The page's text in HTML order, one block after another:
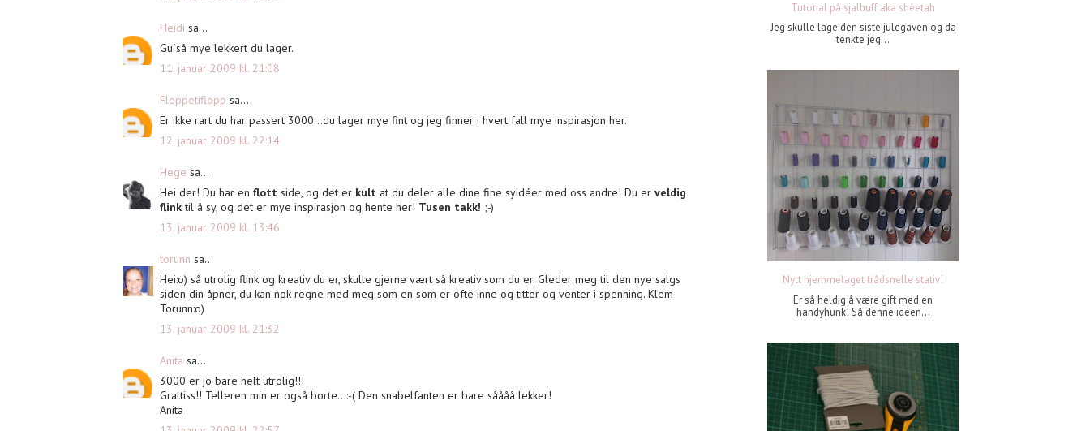
Heidi sa...
Gu`så mye lekkert du lager.
11. januar 2009 kl. 21:08
Floppetiflopp sa...
Er ikke rart du har passert 3000...du lager mye fint og jeg finner i hvert fall mye inspirasjon her.
12. januar 2009 kl. 22:14
Hege sa...
Hei der! Du har en flott side, og det er kult at du deler alle dine fine syidéer med oss andre! Du er veldig
flinktil å sy, og det er mye inspirasjon og hente her! Tusen takk! ;-)
13. januar 2009 kl. 13:46
torunn sa...
Hei:o) så utrolig flink og kreativ du er, skulle gjerne vært så kreativ som du er. Gleder meg til den nye salgs
siden din åpner, du kan nok regne med meg som en som er ofte inne og titter og venter i spenning. Klem
Torunn:o)
13. januar 2009 kl. 21:32
Anita sa...
3000 er jo bare helt utrolig!!!
Grattiss!! Telleren min er også borte...:-( Den snabelfanten er bare såååå lekker!
Anita
Tutorial på sjalbuff aka sheetah
Jeg skulle lage den siste julegaven og da
tenkte jeg...
Nytt hjemmelaget trådsnelle stativ!
Er så heldig å være gift med en
handyhunk! Så denne ideen...